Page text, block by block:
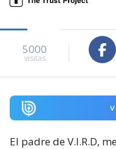
5000
visitas
El padre de V.I.R.D,